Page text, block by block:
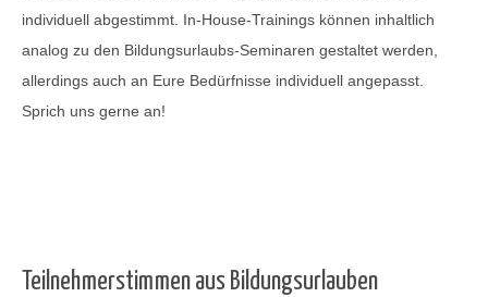
individuell abgestimmt. In-House-Trainings können inhaltlich
analog zu den Bildungsurlaubs-Seminaren gestaltet werden,
allerdings auch an Eure Bedürfnisse individuell angepasst.
Sprich uns gerne an!
Teilnehmerstimmen aus Bildungsurlauben